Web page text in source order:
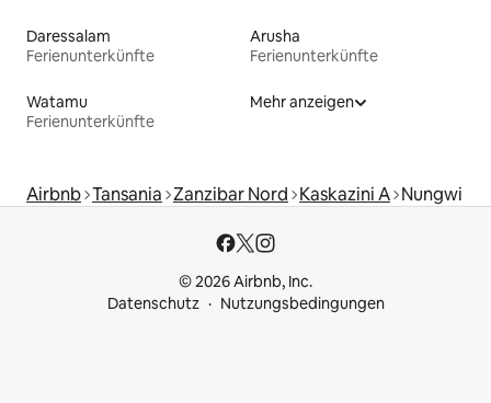
Daressalam
Ferienunterkünfte
Arusha
Ferienunterkünfte
Watamu
Ferienunterkünfte
Mehr anzeigen
Airbnb Tansania Zanzibar Nord Kaskazini A Nungwi
© 2026 Airbnb, Inc.
Datenschutz
Nutzungsbedingungen